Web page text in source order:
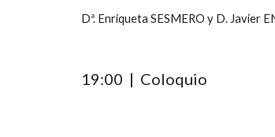
Dª. Enriqueta SESMERO y D. Javier
19:00  |  Coloquio